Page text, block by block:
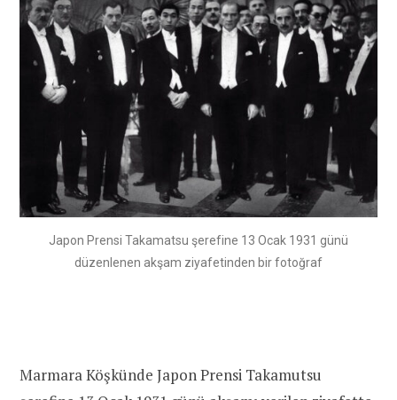
Japon Prensi Takamatsu şerefine 13 Ocak 1931 günü
düzenlenen akşam ziyafetinden bir fotoğraf
Marmara Köşkünde Japon Prensi Takamutsu